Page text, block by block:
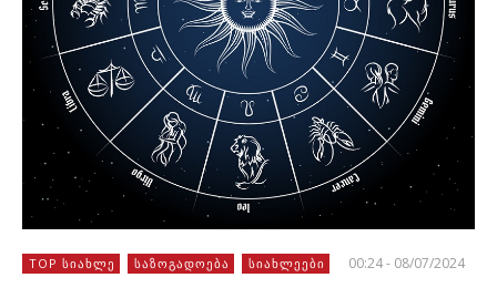
TOP ᲡᲘᲐᲮᲚᲔ ᲡᲐᲖᲝᲒᲐᲓᲝᲔᲑᲐ ᲡᲘᲐᲮᲚᲔᲔᲑᲘ 00:24 - 08/07/2024